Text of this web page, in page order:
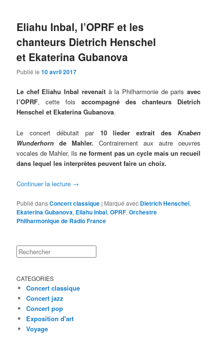
Eliahu Inbal, l’OPRF et les
chanteurs Dietrich Henschel
et Ekaterina Gubanova
Publié le10 avril 2017
Le chef Eliahu Inbal revenaità la Philharmonie de paris avec
l’OPRF, cette fois accompagné des chanteurs Dietrich
Henschel et Ekaterina Gubanova.
Le concert débutait par 10 lieder extrait des Knaben
Wunderhorn de Mahler. Contrairement aux autre oeuvres
vocales de Mahler, ilsne forment pas un cycle mais un recueil
dans lequel les interprètes peuvent faire un choix.
Continuer la lecture →
Publié dansConcert classique | Marqué avec Dietrich Henschel,
Ekaterina Gubanova, Eliahu Inbal,OPRF,Orchestre
Philharmonique de Radio France
Rechercher
CATEGORIES
Concert classique
Concert jazz
Concert pop
Exposition d'art
Voyage